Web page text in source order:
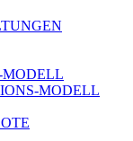
MODELL
MODELL